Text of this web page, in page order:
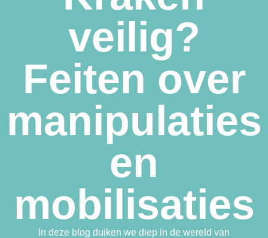
veilig?
Feiten over
manipulaties
en
mobilisaties
In deze blog duiken we diep in de wereld van